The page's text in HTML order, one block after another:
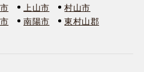
上山市
村山市
南陽市
東村山郡